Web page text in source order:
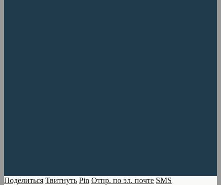
Поделиться Твитнуть Pin Отпр. по эл. почте SMS